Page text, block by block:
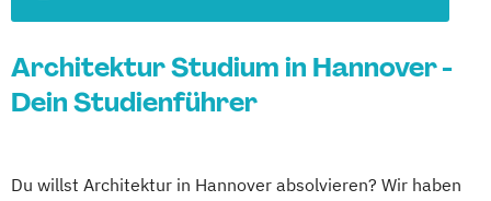
Architektur Studium in Hannover -
Dein Studienführer
Du willst Architektur in Hannover absolvieren? Wir haben